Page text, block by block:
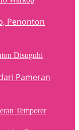
Disuguhi
Temporer